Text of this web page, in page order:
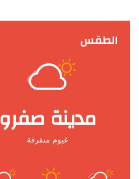
الطقس
مدينة صفرو
غيوم متفرقة